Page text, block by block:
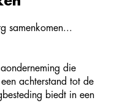
samenkomen...
die
achterstand tot de
biedt in een